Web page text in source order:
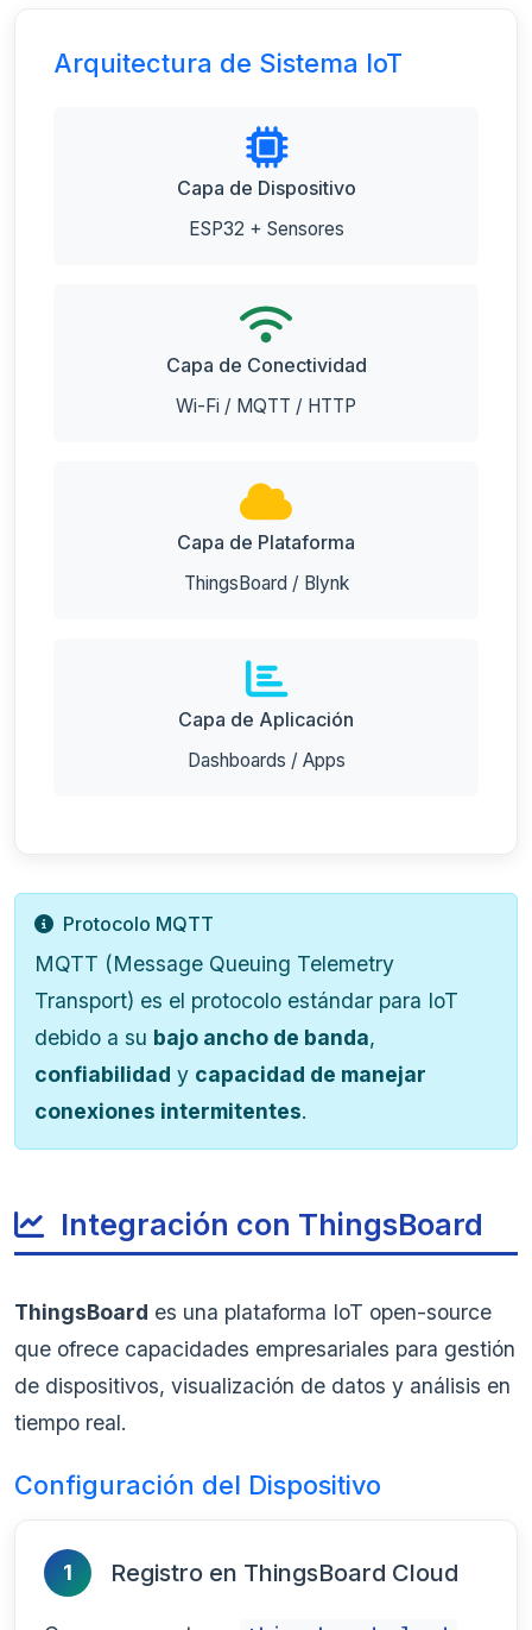
Arquitectura de Sistema IoT
Capa de Dispositivo
ESP32 + Sensores
Capa de Conectividad
Wi-Fi / MQTT / HTTP
Capa de Plataforma
ThingsBoard / Blynk
Capa de Aplicación
Dashboards / Apps
Protocolo MQTT
MQTT (Message Queuing Telemetry
Transport) es el protocolo estándar para IoT
debido a su bajo ancho de banda,
confiabilidad y capacidad de manejar
conexiones intermitentes.
Integración con ThingsBoard
ThingsBoard es una plataforma IoT open-source
que ofrece capacidades empresariales para gestión
de dispositivos, visualización de datos y análisis en
tiempo real.
Configuración del Dispositivo
1 Registro en ThingsBoard Cloud